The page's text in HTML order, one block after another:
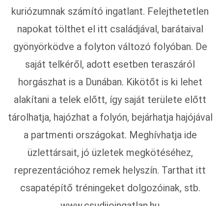
kuriózumnak számító ingatlant. Felejthetetlen
napokat tölthet el itt családjával, barátaival
gyönyörködve a folyton változó folyóban. De
saját telkéről, adott esetben teraszáról
horgászhat is a Dunában. Kikötőt is ki lehet
alakítani a telek előtt, így saját területe előtt
tárolhatja, hajózhat a folyón, bejárhatja hajójával
a partmenti országokat. Meghívhatja ide
üzlettársait, jó üzletek megkötéséhez,
reprezentációhoz remek helyszín. Tarthat itt
csapatépítő tréningeket dolgozóinak, stb.